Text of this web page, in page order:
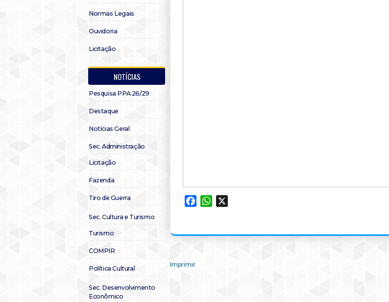
Normas Legais
Ouvidoria
Licitação
NOTÍCIAS
Pesquisa PPA 26/29
Destaque
Notícias Geral
Sec. Administração
Licitação
Fazenda
Tiro de Guerra
Sec. Cultura e Turismo
Turismo
COMPIR
Política Cultural
Sec. Desenvolvimento
Econômico
FacebookWhatsApp
Imprimir